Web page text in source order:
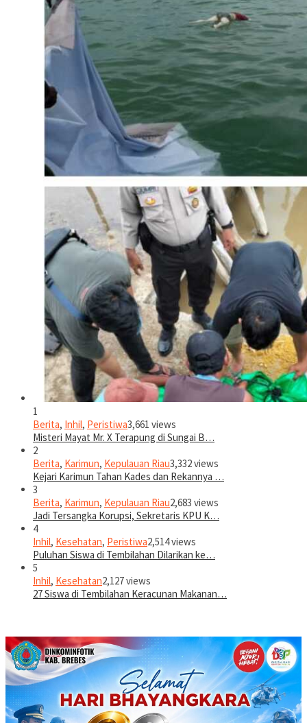
1
Berita, Inhil, Peristiwa3,661 views
Misteri Mayat Mr. X Terapung di Sungai B…
2
Berita, Karimun, Kepulauan Riau3,332 views
Kejari Karimun Tahan Kades dan Rekannya …
3
Berita, Karimun, Kepulauan Riau2,683 views
Jadi Tersangka Korupsi, Sekretaris KPU K…
4
Inhil, Kesehatan, Peristiwa2,514 views
Puluhan Siswa di Tembilahan Dilarikan ke…
5
Inhil, Kesehatan2,127 views
27 Siswa di Tembilahan Keracunan Makanan…